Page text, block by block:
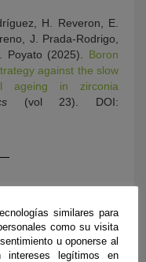
H. Reveron, E.
J. Prada-Rodrigo,
Poyato (2025). Boron
against the slow
ageing in zirconia
(vol 23). DOI:
similares para
como su visita
u oponerse al
intereses legítimos en